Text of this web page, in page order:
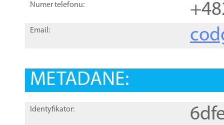
Numer telefonu:
Email:
METADANE:
Identyfikator: